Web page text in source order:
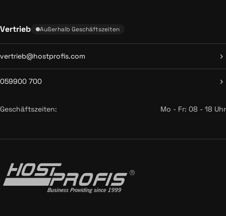
Vertrieb Außerhalb Geschäftszeiten
vertrieb@hostprofis.com
059900 700
Geschäftszeiten: Mo - Fr: 08 - 18 Uhr